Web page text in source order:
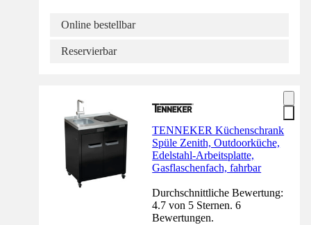
Online bestellbar
Reservierbar
TENNEKER Küchenschrank
Spüle Zenith, Outdoorküche,
Edelstahl-Arbeitsplatte,
Gasflaschenfach, fahrbar
Durchschnittliche Bewertung:
4.7 von 5 Sternen. 6
Bewertungen.